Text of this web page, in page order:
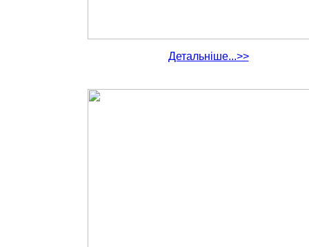
Детальніше...>>